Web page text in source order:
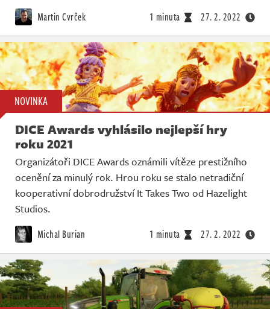
Martin Cvrček 1 minuta 27. 2. 2022
NOVINKA
DICE Awards vyhlásilo nejlepší hry
roku 2021
Organizátoři DICE Awards oznámili vítěze prestižního
ocenění za minulý rok. Hrou roku se stalo netradiční
kooperativní dobrodružství It Takes Two od Hazelight
Studios.
Michal Burian 1 minuta 27. 2. 2022